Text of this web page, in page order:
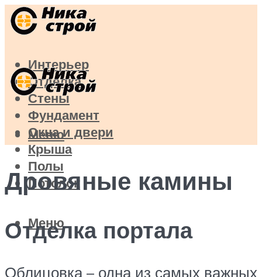
Интерьер
Отделка
Стены
Фундамент
Окна и двери
Крыша
Полы
Потолок
Меню
Меню
Дровяные камины
Отделка портала
Облицовка – одна из самых важных